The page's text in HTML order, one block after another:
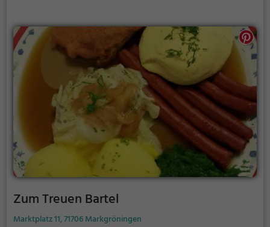
einem kulinarischen Highlight.
Zum Treuen Bartel
Marktplatz 11, 71706 Markgröningen